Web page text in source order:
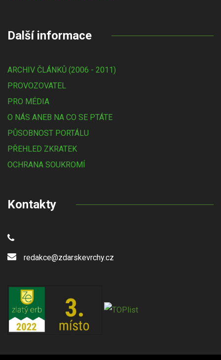
Další informace
ARCHIV ČLÁNKŮ (2006 - 2011)
PROVOZOVATEL
PRO MÉDIA
O NÁS ANEB NA CO SE PTÁTE
PŮSOBNOST PORTÁLU
PŘEHLED ZKRATEK
OCHRANA SOUKROMÍ
Kontakty
redakce@zdarskevrchy.cz